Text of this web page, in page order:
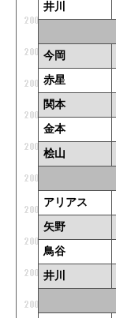
井川
今岡
赤星
関本
金本
桧山
アリアス
矢野
鳥谷
井川